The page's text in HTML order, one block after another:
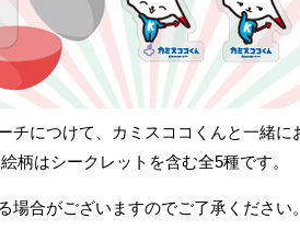
チにつけて、カミスココくんと一緒に
絵柄はシークレットを含む全5種です。
場合がございますのでご了承ください。